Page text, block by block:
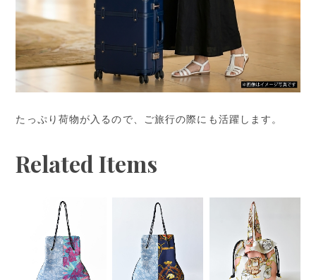
たっぷり荷物が入るので、ご旅行の際にも活躍します。
Related Items